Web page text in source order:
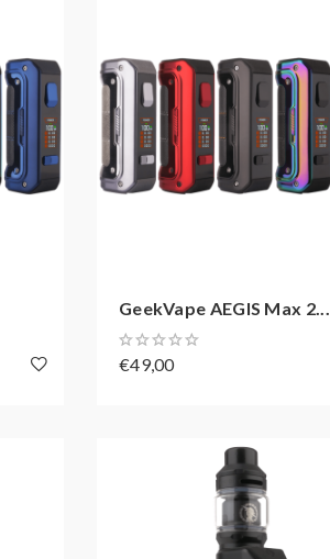
GeekVape AEGIS Max 2...
€49,00